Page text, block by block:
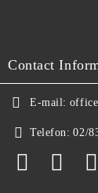
Contact
E-mail:
Telefon: 02/